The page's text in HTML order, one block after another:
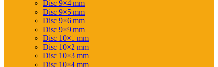
Disc 9×4 mm
Disc 9×5 mm
Disc 9×6 mm
Disc 9×9 mm
Disc 10×1 mm
Disc 10×2 mm
Disc 10×3 mm
Disc 10×4 mm